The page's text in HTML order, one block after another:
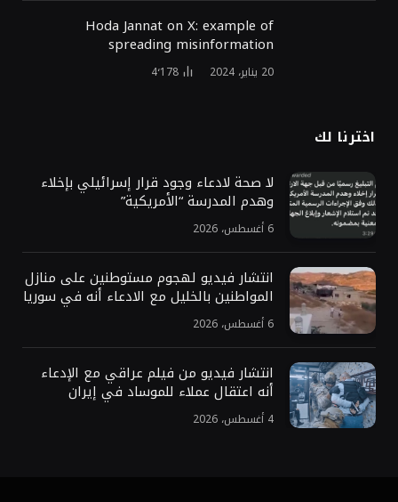
Hoda Jannat on X: example of
spreading misinformation
20 يناير، 2024 4٬178
اخترنا لك
لا صحة لادعاء وجود قرار إسرائيلي بإخلاء
وهدم المدرسة “الأمريكية”
6 أغسطس، 2026
انتشار فيديو لهجوم مستوطنين على منازل
المواطنين بالخليل مع الادعاء أنه في سوريا
6 أغسطس، 2026
انتشار فيديو من فيلم عراقي مع الإدعاء
أنه اعتقال عملاء للموساد في إيران
4 أغسطس، 2026